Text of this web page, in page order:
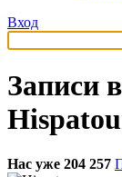
Вход
Записи
Нас уже 204 257